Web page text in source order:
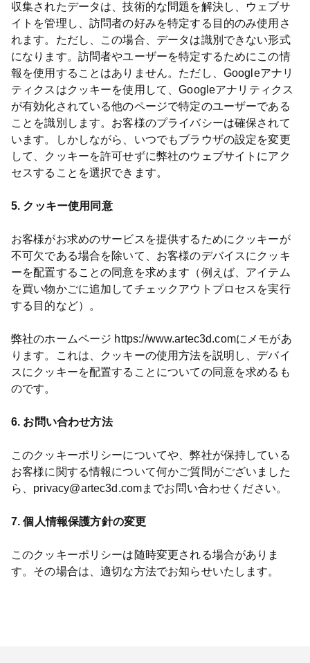
収集されたデータは、技術的な問題を解決し、ウェブサ
イトを管理し、訪問者の好みを特定する目的のみ使用さ
れます。ただし、この場合、データは識別できない形式
になります。訪問者やユーザーを特定するためにこの情
報を使用することはありません。ただし、Googleアナリ
ティクスはクッキーを使用して、Googleアナリティクス
が有効化されている他のページで特定のユーザーである
ことを識別します。お客様のプライバシーは確保されて
います。しかしながら、いつでもブラウザの設定を変更
して、クッキーを許可せずに弊社のウェブサイトにアク
セスすることを選択できます。
5. クッキー使用同意
お客様がお求めのサービスを提供するためにクッキーが
不可欠である場合を除いて、お客様のデバイスにクッキ
ーを配置することの同意を求めます（例えば、アイテム
を買い物かごに追加してチェックアウトプロセスを実行
する目的など）。
弊社のホームページ https://www.artec3d.comにメモがあ
ります。これは、クッキーの使用方法を説明し、デバイ
スにクッキーを配置することについての同意を求めるも
のです。
6. お問い合わせ方法
このクッキーポリシーについてや、弊社が保持している
お客様に関する情報について何かご質問がございました
ら、privacy@artec3d.comまでお問い合わせください。
7. 個人情報保護方針の変更
このクッキーポリシーは随時変更される場合がありま
す。その場合は、適切な方法でお知らせいたします。